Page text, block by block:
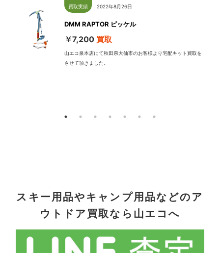
買取実績
2022年8月26日
DMM RAPTOR ピッケル
￥7,200 買取
山エコ泉本店にて秋田県大仙市のお客様より宅配キット買取を
させて頂きました。
スキー用品やキャンプ用品などのア
ウトドア買取なら山エコへ